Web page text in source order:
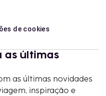
de cookies
as últimas
as últimas novidades
inspiração e